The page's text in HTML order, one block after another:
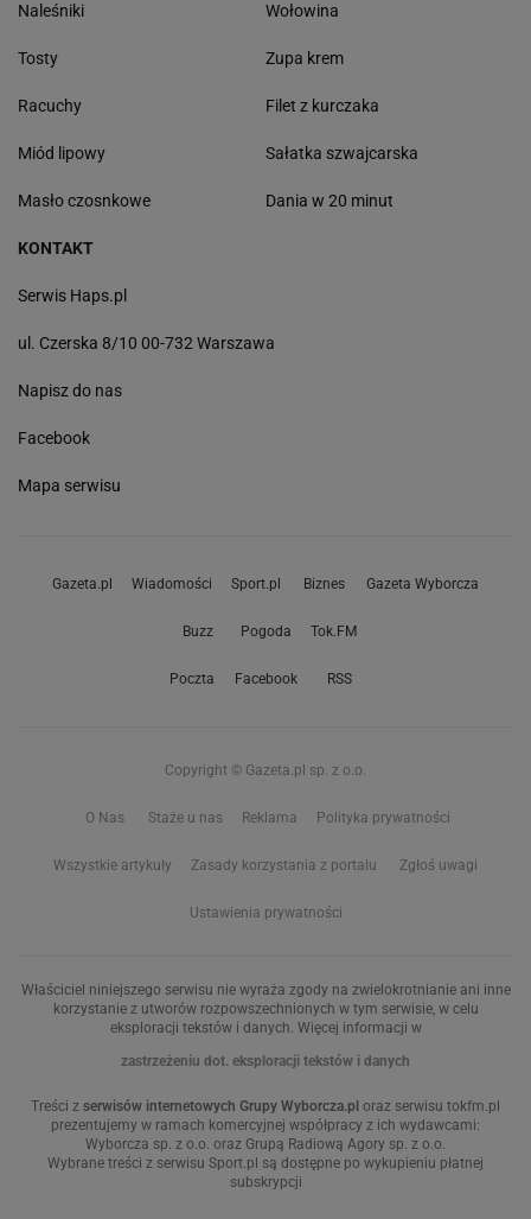
Naleśniki
Tosty
Racuchy
Miód lipowy
Masło czosnkowe
Wołowina
Zupa krem
Filet z kurczaka
Sałatka szwajcarska
Dania w 20 minut
KONTAKT
Serwis Haps.pl
ul. Czerska 8/10 00-732 Warszawa
Napisz do nas
Facebook
Mapa serwisu
Gazeta.pl Wiadomości Sport.pl Biznes Gazeta Wyborcza
Buzz Pogoda Tok.FM
Poczta Facebook RSS
Copyright © Gazeta.pl sp. z o.o.
O Nas Staże u nas Reklama Polityka prywatności
Wszystkie artykuły Zasady korzystania z portalu Zgłoś uwagi
Ustawienia prywatności
Właściciel niniejszego serwisu nie wyraża zgody na zwielokrotnianie ani inne
korzystanie z utworów rozpowszechnionych w tym serwisie, w celu
eksploracji tekstów i danych. Więcej informacji w
zastrzeżeniu dot. eksploracji tekstów i danych
Treści z serwisów internetowych Grupy Wyborcza.pl oraz serwisu tokfm.pl
prezentujemy w ramach komercyjnej współpracy z ich wydawcami:
Wyborcza sp. z o.o. oraz Grupą Radiową Agory sp. z o.o.
Wybrane treści z serwisu Sport.pl są dostępne po wykupieniu płatnej
subskrypcji